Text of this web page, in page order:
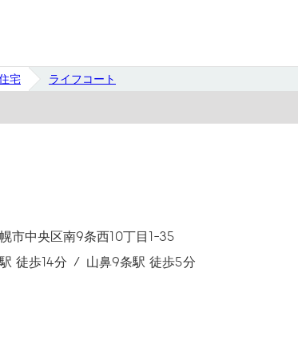
宅 ライフコート
市中央区南9条西10丁目1-35
徒歩14分
山鼻9条駅 徒歩5分